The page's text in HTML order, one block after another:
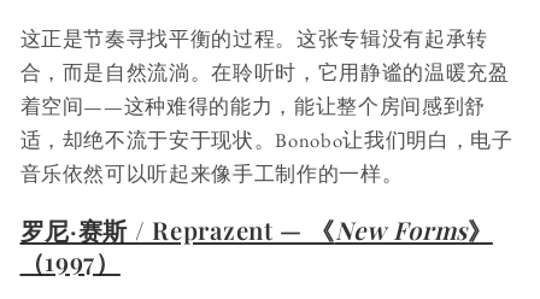
这正是节奏寻找平衡的过程。这张专辑没有起承转
合，而是自然流淌。在聆听时，它用静谧的温暖充盈
着空间——这种难得的能力，能让整个房间感到舒
适，却绝不流于安于现状。Bonobo让我们明白，电子
音乐依然可以听起来像手工制作的一样。
罗尼·赛斯 / Reprazent — 《New Forms》
（1997）